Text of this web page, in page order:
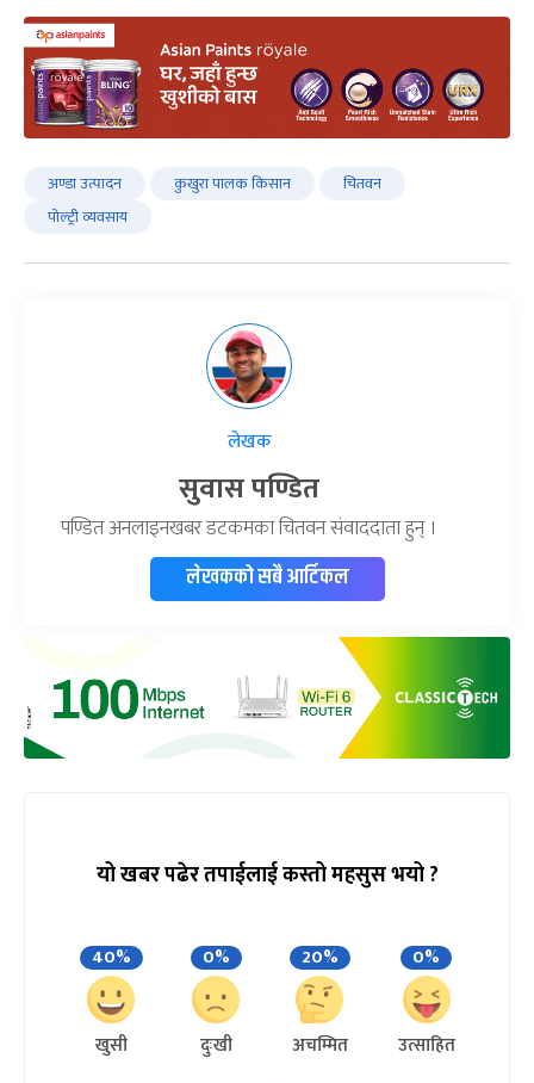
अण्डा उत्पादन कुखुरा पालक किसान
चितवन
पोल्ट्री व्यवसाय
लेखक
सुवास पण्डित
पण्डित अनलाइनखबर डटकमका चितवन संवाददाता हुन् ।
लेखकको सबै आर्टिकल
यो खबर पढेर तपाईलाई कस्तो महसुस भयो ?
40%
खुसी
0%
दुःखी
20%
अचम्मित
0%
उत्साहित